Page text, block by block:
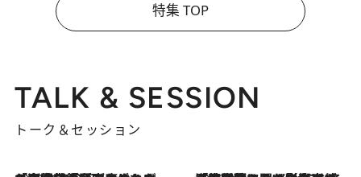
特集 TOP
TALK & SESSION
トーク＆セッション